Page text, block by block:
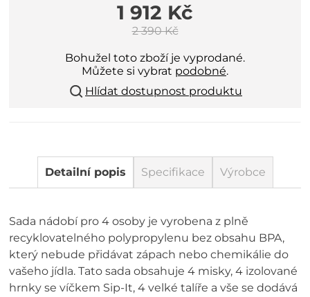
1 912 Kč
2 390 Kč
Bohužel toto zboží je vyprodané.
Můžete si vybrat podobné.
Hlídat dostupnost produktu
Detailní popis Specifikace Výrobce
Sada nádobí pro 4 osoby je vyrobena z plně
recyklovatelného polypropylenu bez obsahu BPA,
který nebude přidávat zápach nebo chemikálie do
vašeho jídla. Tato sada obsahuje 4 misky, 4 izolované
hrnky se víčkem Sip-It, 4 velké talíře a vše se dodává